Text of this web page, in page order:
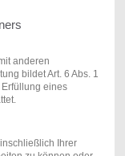
anderen
bildet Art. 6 Abs. 1
Erfüllung eines
Ihrer